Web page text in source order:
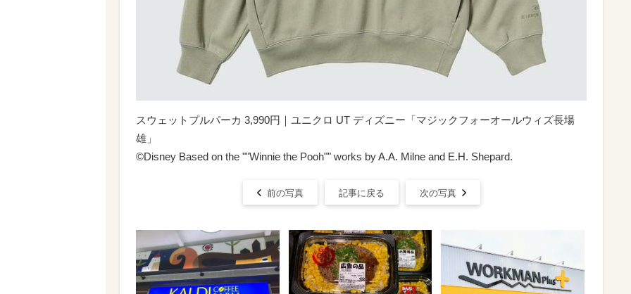
スウェットプルパーカ 3,990円｜ユニクロ UT ディズニー「マジックフォーオールウィズ長場
雄」
©Disney Based on the ""Winnie the Pooh"" works by A.A. Milne and E.H. Shepard.
前の写真 記事に戻る 次の写真